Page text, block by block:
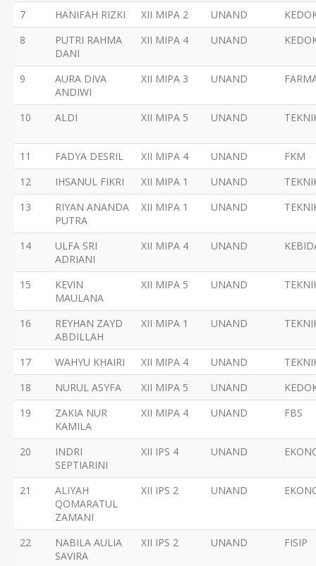
7 HANIFAH RIZKI XII MIPA 2 UNAND
8
PUTRI RAHMA
DANI
XII MIPA 4 UNAND
9
AURA DIVA
ANDIWI
XII MIPA 3 UNAND
10 ALDI XII MIPA 5 UNAND
11 FADYA DESRIL XII MIPA 4 UNAND
FKM
12
IHSANUL FIKRI XII MIPA 1 UNAND
13
RIYAN ANANDA
PUTRA
XII MIPA 1 UNAND
14
ULFA SRI
ADRIANI
XII MIPA 4 UNAND
15
KEVIN
MAULANA
XII MIPA 5 UNAND
16
REYHAN ZAYD
ABDILLAH
XII MIPA 1 UNAND
17 WAHYU KHAIRI XII MIPA 4 UNAND
18
NURUL ASYFA XII MIPA 5 UNAND
19
ZAKIA NUR
KAMILA
XII MIPA 4 UNAND FBS
20
INDRI
SEPTIARINI
XII IPS 4 UNAND
21
ALIYAH
QOMARATUL
ZAMANI
XII IPS 2 UNAND
22
NABILA AULIA
SAVIRA
XII IPS 2 UNAND FISIP